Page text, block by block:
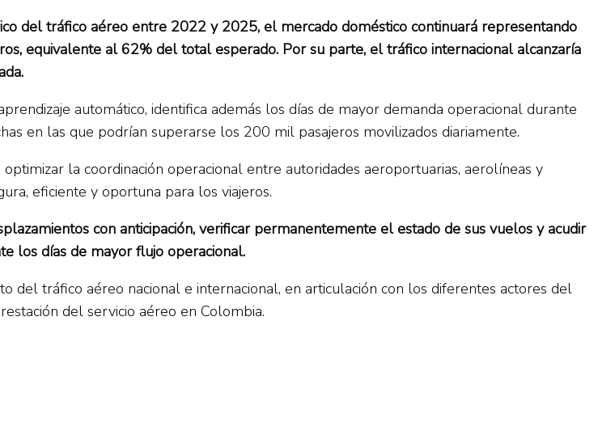
del tráfico aéreo entre 2022 y 2025, el mercado doméstico continuará representando
equivalente al 62% del total esperado. Por su parte, el tráfico internacional alcanzaría
automático, identifica además los días de mayor demanda operacional durante
en las que podrían superarse los 200 mil pasajeros movilizados diariamente.
la coordinación operacional entre autoridades aeroportuarias, aerolíneas y
eficiente y oportuna para los viajeros.
con anticipación, verificar permanentemente el estado de sus vuelos y acudir
los días de mayor flujo operacional.
del tráfico aéreo nacional e internacional, en articulación con los diferentes actores del
del servicio aéreo en Colombia.